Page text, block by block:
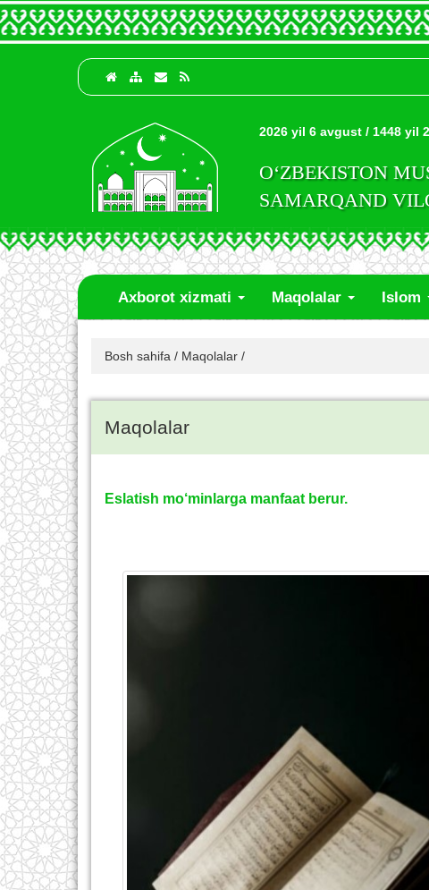
2026 yil 6 avgust / 1448 yil
O‘ZBEKISTON
SAMARQAND
Axborot xizmati Maqolalar Islom
Bosh sahifa / Maqolalar /
Maqolalar
Eslatish mo‘minlarga manfaat berur.